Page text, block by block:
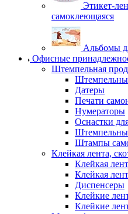
Этикет-
самоклеющаяся
Альбомы
Офисные
Штемпельная
Датеры
Печати
Нумераторы
Оснастки
Штампы
Клейкая лента,
Клейкая
Клейкая
Диспенсеры
Клейкие
Клейкие